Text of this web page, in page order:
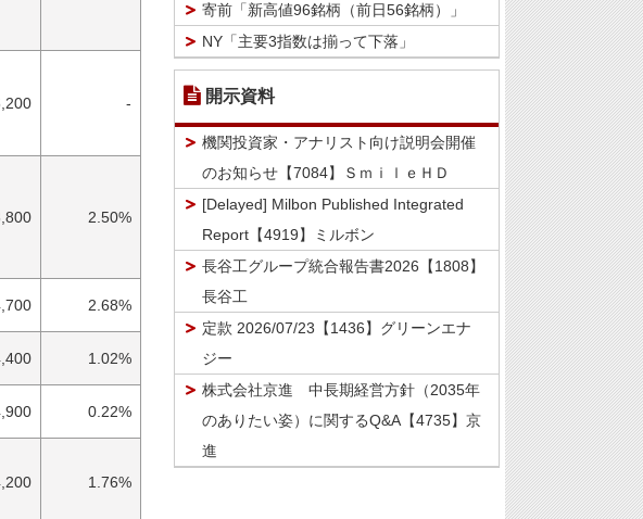
-
2.50%
2.68%
1.02%
0.22%
1.76%
寄前「新高値96銘柄（前日56銘柄）」
NY「主要3指数は揃って下落」
開示資料
機関投資家・アナリスト向け説明会開催
のお知らせ【7084】ＳｍｉｌｅＨＤ
[Delayed] Milbon Published Integrated
Report【4919】ミルボン
長谷工グループ統合報告書2026【1808】
長谷工
定款 2026/07/23【1436】グリーンエナ
ジー
株式会社京進 中長期経営方針（2035年
のありたい姿）に関するQ&A【4735】京
進